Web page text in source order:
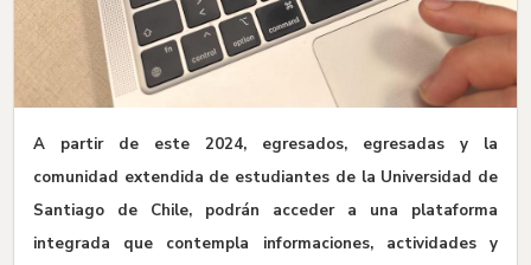
A partir de este 2024, egresados, egresadas y la
comunidad extendida de estudiantes de la Universidad de
Santiago de Chile, podrán acceder a una plataforma
integrada que contempla informaciones, actividades y